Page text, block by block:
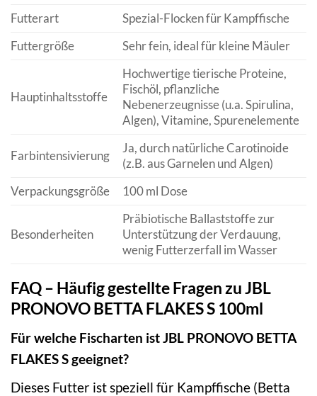
Futterart
Spezial-Flocken für Kampffische
Futtergröße
Sehr fein, ideal für kleine Mäuler
Hauptinhaltsstoffe
Hochwertige tierische Proteine,
Fischöl, pflanzliche
Nebenerzeugnisse (u.a. Spirulina,
Algen), Vitamine, Spurenelemente
Farbintensivierung
Ja, durch natürliche Carotinoide
(z.B. aus Garnelen und Algen)
Verpackungsgröße
100 ml Dose
Besonderheiten
Präbiotische Ballaststoffe zur
Unterstützung der Verdauung,
wenig Futterzerfall im Wasser
FAQ – Häufig gestellte Fragen zu JBL
PRONOVO BETTA FLAKES S 100ml
Für welche Fischarten ist JBL PRONOVO BETTA
FLAKES S geeignet?
Dieses Futter ist speziell für Kampffische (Betta